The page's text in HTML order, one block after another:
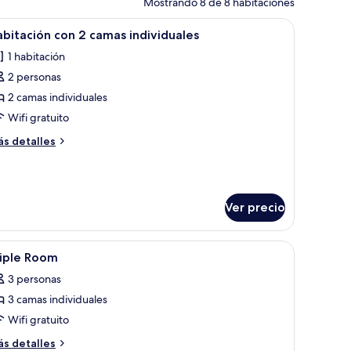
la pared.
silla, televisor y lámpara de pared.Escritorio, insonorización y wifi gratis
4 con 2 camas individuales
1 habitación
2 personas
2 camas individuales
Wifi gratuito
detalles
Ver precio
Habitación de hotel con cama, escritorio,
4 Room
3 personas
3 camas individuales
Wifi gratuito
detalles